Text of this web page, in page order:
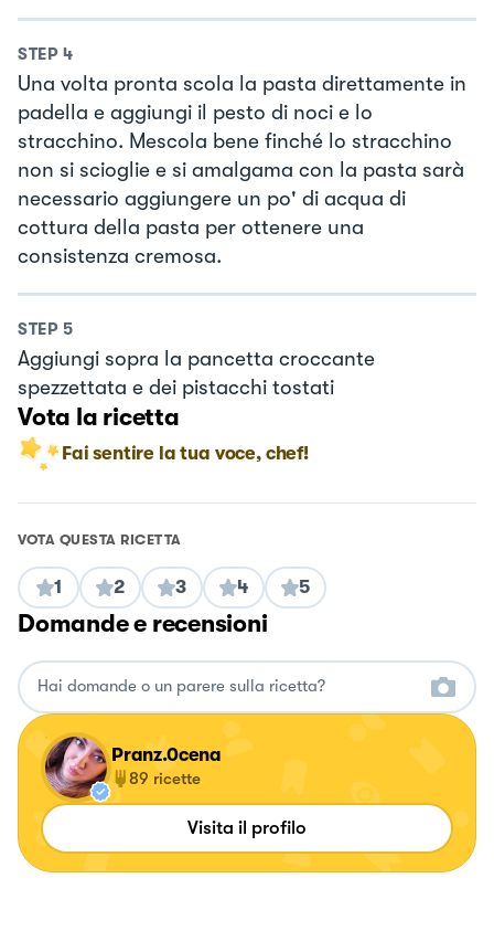
STEP 4
Una volta pronta scola la pasta direttamente in
padella e aggiungi il pesto di noci e lo
stracchino. Mescola bene finché lo stracchino
non si scioglie e si amalgama con la pasta sarà
necessario aggiungere un po' di acqua di
cottura della pasta per ottenere una
consistenza cremosa.
STEP 5
Aggiungi sopra la pancetta croccante
spezzettata e dei pistacchi tostati
Vota la ricetta
Fai sentire la tua voce, chef!
VOTA QUESTA RICETTA
1 2 3 4 5
Domande e recensioni
Pranz.0cena
89 ricette
Visita il profilo